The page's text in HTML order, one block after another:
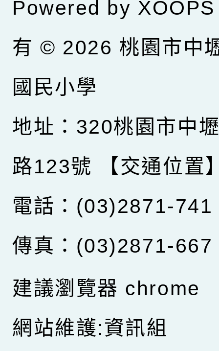
Powered by XOOPS
有 © 2026 桃園市中
國民小學
地址：320桃園市中
路123號
【交通位置
電話：(03)2871-741
傳真：(03)2871-667
建議瀏覽器 chrome
網站維護:資訊組